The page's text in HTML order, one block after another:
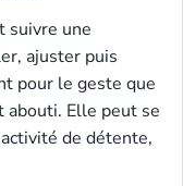
suivre une
ajuster puis
pour le geste que
abouti. Elle peut se
de détente,